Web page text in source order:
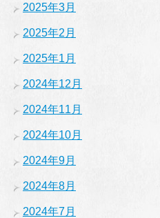
2025年3月
2025年2月
2025年1月
2024年12月
2024年11月
2024年10月
2024年9月
2024年8月
2024年7月